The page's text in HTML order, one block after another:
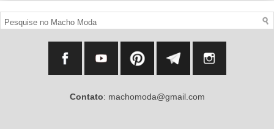
Contato: machomoda@gmail.com